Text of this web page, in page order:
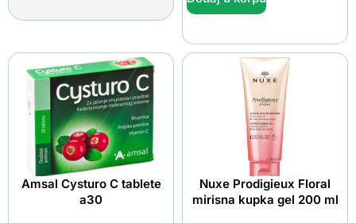
Amsal Cysturo C tablete
a30
Nuxe Prodigieux Floral
mirisna kupka gel 200 ml